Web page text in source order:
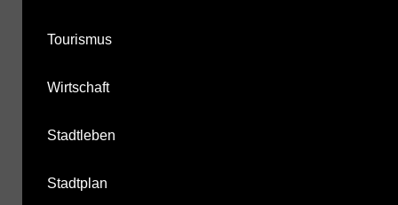
Tourismus
Wirtschaft
Stadtleben
Stadtplan